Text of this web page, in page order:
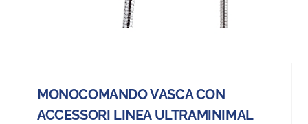
MONOCOMANDO VASCA CON
ACCESSORI LINEA ULTRAMINIMAL